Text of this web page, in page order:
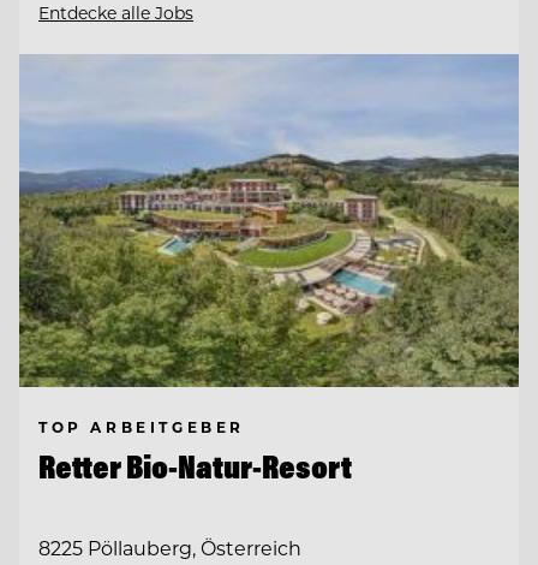
Entdecke alle Jobs
TOP ARBEITGEBER
Retter Bio-Natur-Resort
8225 Pöllauberg, Österreich